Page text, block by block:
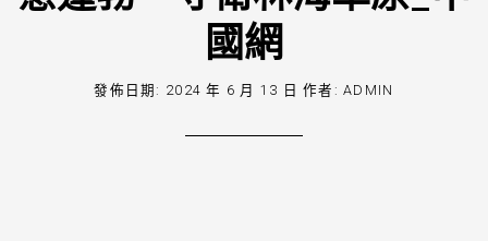
國網
發佈日期: 2024 年 6 月 13 日 作者:ADMIN